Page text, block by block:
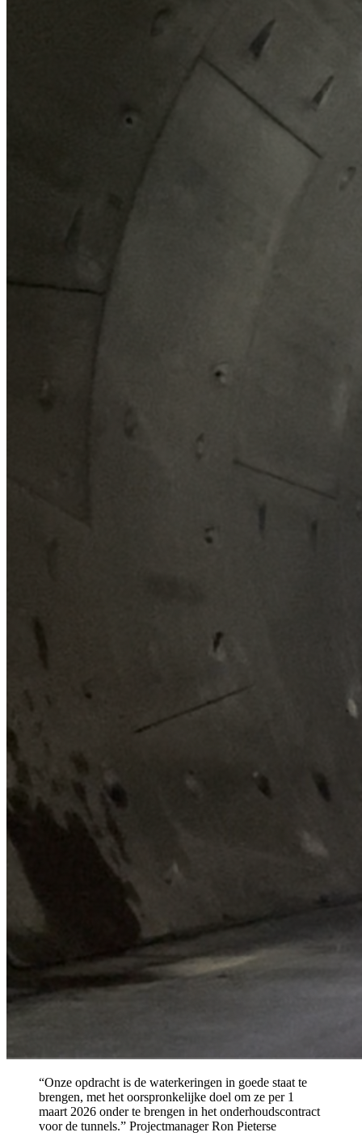
“Onze opdracht is de waterkeringen in goede staat te
brengen, met het oorspronkelijke doel om ze per 1
maart 2026 onder te brengen in het onderhoudscontract
voor de tunnels.” Projectmanager Ron Pieterse